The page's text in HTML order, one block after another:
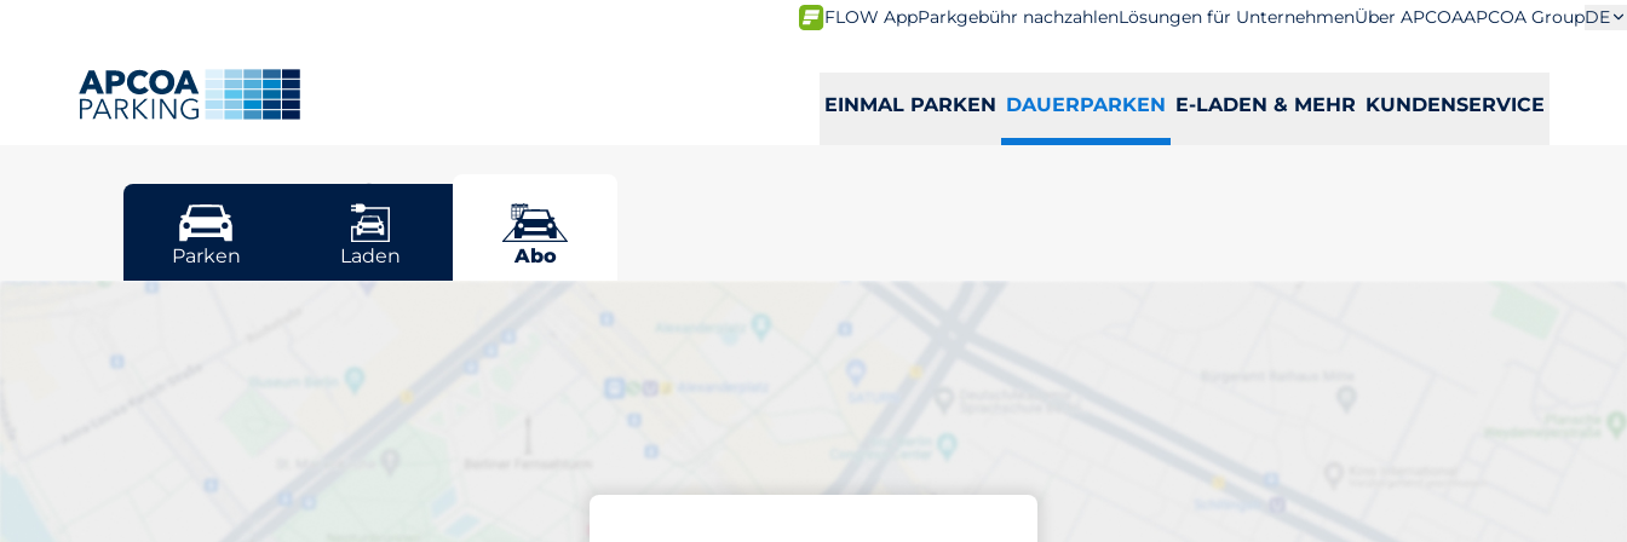
FLOW AppParkgebühr nachzahlenLösungen für UnternehmenÜber APCOAAPCOA GroupDE
EINMAL PARKEN DAUERPARKEN E-LADEN & MEHR KUNDENSERVICE
Frankfurt
Parken Laden Abo
Wählen Sie Ihren abonnierten
Stellplatz in Frankfurt